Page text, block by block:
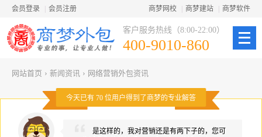
会员登录 会员注册 商梦网校 商梦建站 商梦软件
客户服务热线（8:00-22:00）
400-9010-860
网站首页 › 新闻资讯 › 网络营销外包资讯
今天已有 70 位用户得到了商梦的专业解答
是这样的，我对营销还是有两下子的，您可